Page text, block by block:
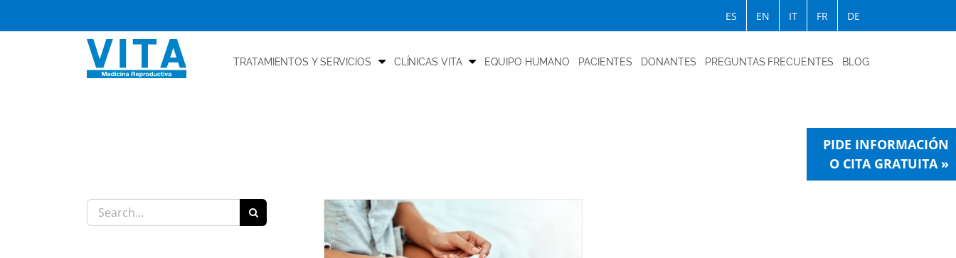
ES EN IT FR DE
TRATAMIENTOS Y SERVICIOS CLÍNICAS VITA EQUIPO HUMANO PACIENTES DONANTES PREGUNTAS FRECUENTES BLOG
PIDE INFORMACIÓN
O CITA GRATUITA »
Search
for: